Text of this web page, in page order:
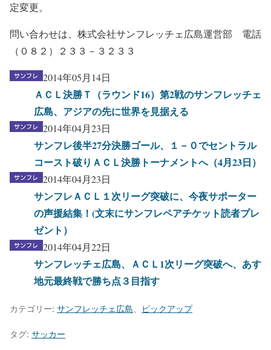
定変更。
問い合わせは、株式会社サンフレッチェ広島運営部 電話
（０８２）２３３－３２３３
2014年05月14日
ＡＣＬ決勝Ｔ（ラウンド16）第2戦のサンフレッチェ
広島、アジアの先に世界を見据える
2014年04月23日
サンフレ後半27分決勝ゴール、１－０でセントラル
コースト破りＡＣＬ決勝トーナメントへ（4月23日）
2014年04月23日
サンフレＡＣＬ１次リーグ突破に、今夜サポーター
の声援結集！(文末にサンフレペアチケット読者プレ
ゼント）
2014年04月22日
サンフレッチェ広島、ＡＣＬ1次リーグ突破へ、あす
地元最終戦で勝ち点３目指す
カテゴリー: サンフレッチェ広島 ピックアップ
タグ: サッカー